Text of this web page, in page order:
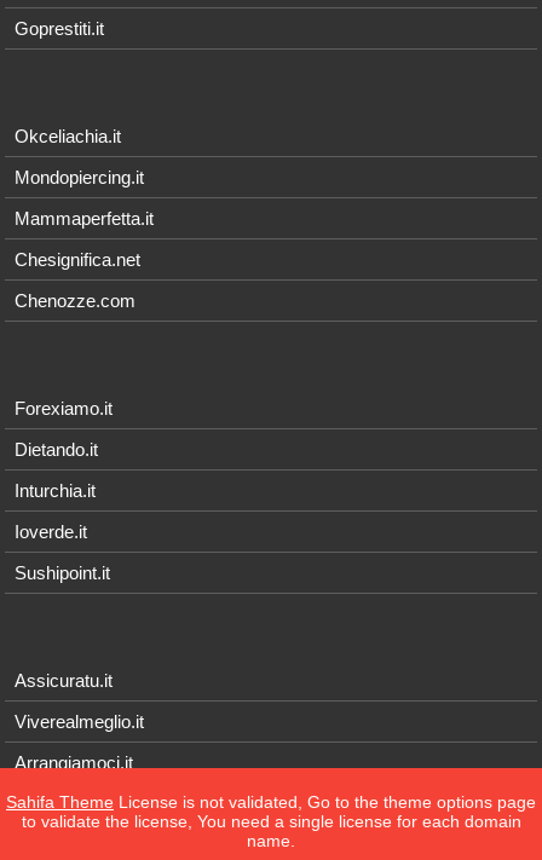
Goprestiti.it
Okceliachia.it
Mondopiercing.it
Mammaperfetta.it
Chesignifica.net
Chenozze.com
Forexiamo.it
Dietando.it
Inturchia.it
Ioverde.it
Sushipoint.it
Assicuratu.it
Viverealmeglio.it
Arrangiamoci.it
Tecnichef.it
Sahifa Theme License is not validated, Go to the theme options page
to validate the license, You need a single license for each domain
name.